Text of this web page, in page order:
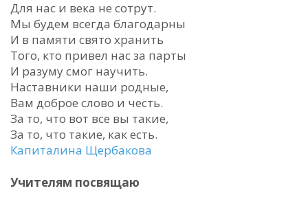
Для нас и века не сотрут.
Мы будем всегда благодарны
И в памяти свято хранить
Того, кто привел нас за парты
И разуму смог научить.
Наставники наши родные,
Вам доброе слово и честь.
За то, что вот все вы такие,
За то, что такие, как есть.
Капиталина Щербакова
Учителям посвящаю